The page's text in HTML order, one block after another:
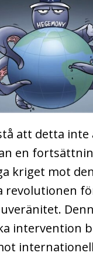
att detta
en
kriget mot den
revolutionen
intervention